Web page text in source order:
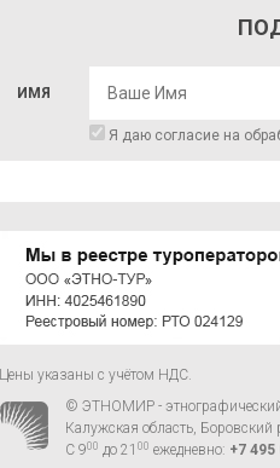
ИМЯ
Я даю согласие на
Цены указаны с учётом НДС.
© ЭТНОМИР -
Калужская область, Боровский
С 900 до 21 00 ежедневно: +7 495